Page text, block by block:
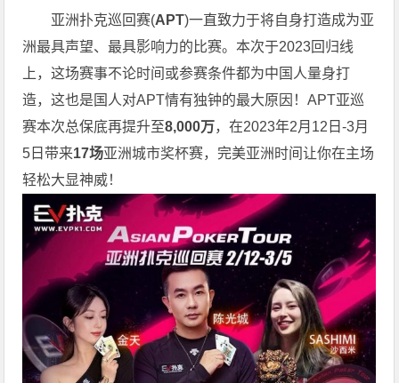
亚洲扑克巡回赛(APT)一直致力于将自身打造成为亚
洲最具声望、最具影响力的比赛。本次于2023回归线
上，这场赛事不论时间或参赛条件都为中国人量身打
造，这也是国人对APT情有独钟的最大原因！APT亚巡
赛本次总保底再提升至8,000万，在2023年2月12日-3月
5日带来17场亚洲城市奖杯赛，完美亚洲时间让你在主场
轻松大显神威！